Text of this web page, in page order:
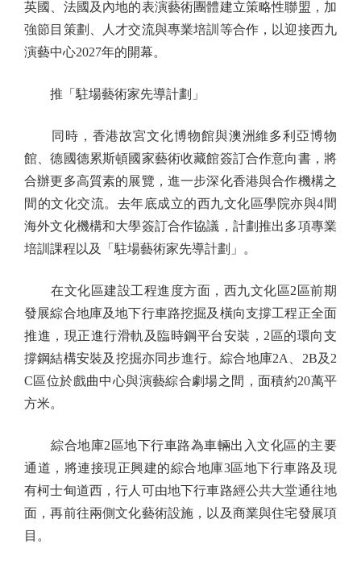
英國、法國及內地的表演藝術團體建立策略性聯盟，加
強節目策劃、人才交流與專業培訓等合作，以迎接西九
演藝中心2027年的開幕。
推「駐場藝術家先導計劃」
同時，香港故宮文化博物館與澳洲維多利亞博物
館、德國德累斯頓國家藝術收藏館簽訂合作意向書，將
合辦更多高質素的展覽，進一步深化香港與合作機構之
間的文化交流。去年底成立的西九文化區學院亦與4間
海外文化機構和大學簽訂合作協議，計劃推出多項專業
培訓課程以及「駐場藝術家先導計劃」。
在文化區建設工程進度方面，西九文化區2區前期
發展綜合地庫及地下行車路挖掘及橫向支撐工程正全面
推進，現正進行滑軌及臨時鋼平台安裝，2區的環向支
撐鋼結構安裝及挖掘亦同步進行。綜合地庫2A、2B及2
C區位於戲曲中心與演藝綜合劇場之間，面積約20萬平
方米。
綜合地庫2區地下行車路為車輛出入文化區的主要
通道，將連接現正興建的綜合地庫3區地下行車路及現
有柯士甸道西，行人可由地下行車路經公共大堂通往地
面，再前往兩側文化藝術設施，以及商業與住宅發展項
目。